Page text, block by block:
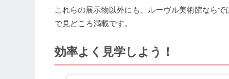
これらの展示物以外にも、ルーヴル美術館なら
で見どころ満載です。
効率よく見学しよう！